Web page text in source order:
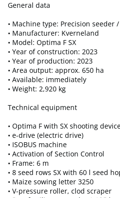
General data
• Machine type: Precision seeder
• Manufacturer: Kverneland
• Model: Optima F SX
• Year of construction: 2023
• Year of production: 2023
• Area output: approx. 650 ha
• Available: immediately
• Weight: 2,920 kg
Technical equipment
• Optima F with SX shooting
• e-drive (electric drive)
• ISOBUS machine
• Activation of Section Control
• Frame: 6 m
• 8 seed rows SX with 60 l seed
• Maize sowing letter 3250
• V-pressure roller, clod scraper